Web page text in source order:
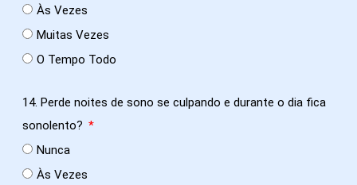
Às Vezes
Muitas Vezes
O Tempo Todo
14. Perde noites de sono se culpando e durante o dia fica
sonolento?
Nunca
Às Vezes